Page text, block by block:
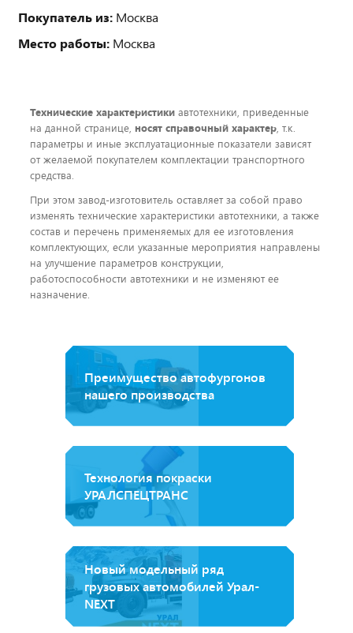
Покупатель из: Москва
Место работы: Москва
Технические характеристики автотехники, приведенные
на данной странице, носят справочный характер, т.к.
параметры и иные эксплуатационные показатели зависят
от желаемой покупателем комплектации транспортного
средства.
При этом завод-изготовитель оставляет за собой право
изменять технические характеристики автотехники, а также
состав и перечень применяемых для ее изготовления
комплектующих, если указанные мероприятия направлены
на улучшение параметров конструкции,
работоспособности автотехники и не изменяют ее
назначение.
Преимущество автофургонов
нашего производства
Технология покраски
УРАЛСПЕЦТРАНС
Новый модельный ряд
грузовых автомобилей Урал-
NEXT